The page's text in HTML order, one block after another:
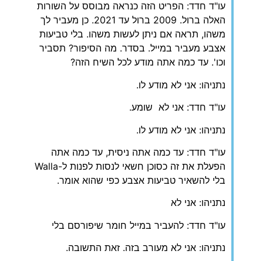
עו"ד חדד: הפריט הזה כנראה מבוסס על השורות
האלה ברול. 2009 ברול עד 2021. כן מעביר לך
משהו, תראה אם ניתן לעשות משהו. בלי טביעות
אצבע מעביר במייל. בסדר. מה הסיפור? תסביר
וכו'. עד כמה אתה מודע לכל השיח הזה?
נתניהו: אני לא מודע לו.
עו"ד חדד: אני לא שומע.
נתניהו: אני לא מודע לו.
עו"ד חדד: עד כמה אתה ניסית, עד כמה אתה
הפעלת את זה כסוכן חשאי לנסות לפנות ל-Walla
בלי להשאיר טביעות אצבע כפי שהוא אומר.
נתניהו: אני לא
עו"ד חדד: להעביר במייל חומר שיפורסם בלי
נתניהו: אני לא מעורב בזה. זאת התשובה.